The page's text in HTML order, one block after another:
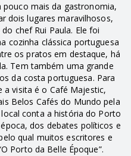
mais da gastronomia,
dois lugares maravilhosos,
chef Rui Paula. Ele foi
cozinha clássica portuguesa
os pratos em destaque, há
Tem também uma grande
da costa portuguesa. Para
a visita é o Café Majestic,
Belos Cafés do Mundo pela
conta a história do Porto
dos debates políticos e
qual muitos escritores e
Porto da Belle Époque”.